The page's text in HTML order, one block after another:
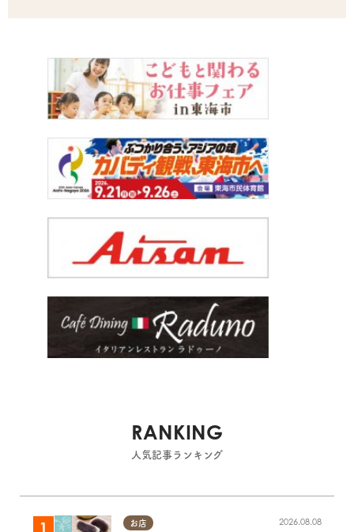
RANKING
人気記事ランキング
お店 2026.08.08